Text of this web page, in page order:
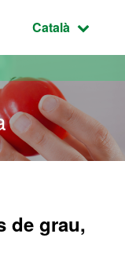
Idioma
Català
de grau,